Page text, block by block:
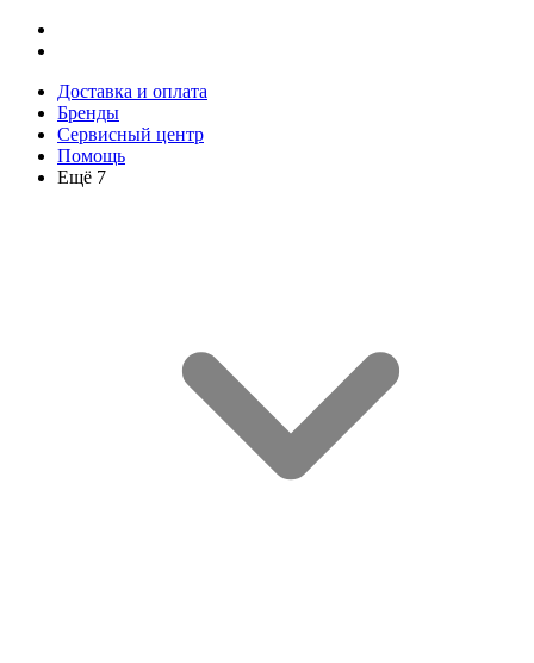
Доставка и оплата
Бренды
Сервисный центр
Помощь
Ещё 7